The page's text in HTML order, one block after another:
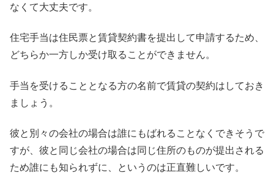
なくて大丈夫です。
住宅手当は住民票と賃貸契約書を提出して申請するため、
どちらか一方しか受け取ることができません。
手当を受けることとなる方の名前で賃貸の契約はしておき
ましょう。
彼と別々の会社の場合は誰にもばれることなくできそうで
すが、彼と同じ会社の場合は同じ住所のものが提出される
ため誰にも知られずに、というのは正直難しいです。